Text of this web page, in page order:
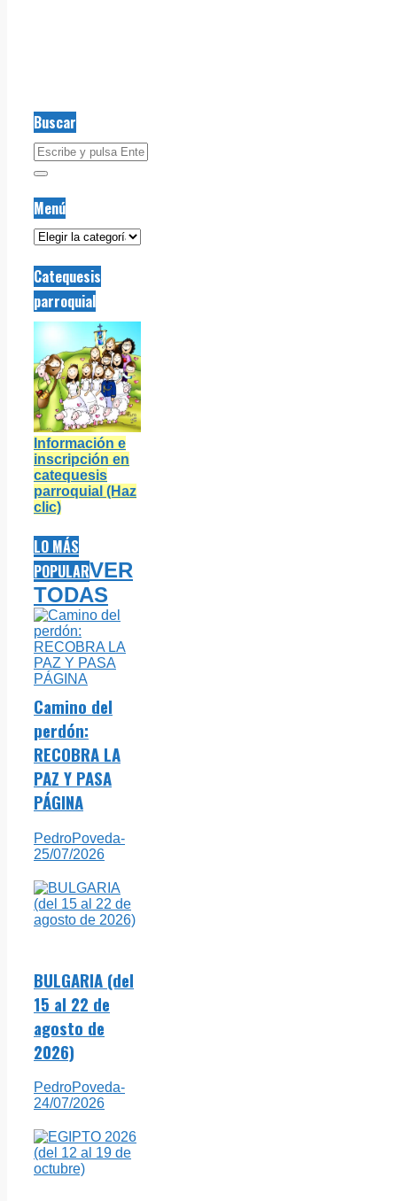
Buscar
Menú
Menú
Catequesis
parroquial
Información e
inscripción en
catequesis
parroquial (Haz
clic)
LO MÁS
POPULARVER
TODAS
Camino del
perdón:
RECOBRA LA
PAZ Y PASA
PÁGINA
PedroPoveda-
25/07/2026
BULGARIA (del
15 al 22 de
agosto de
2026)
PedroPoveda-
24/07/2026